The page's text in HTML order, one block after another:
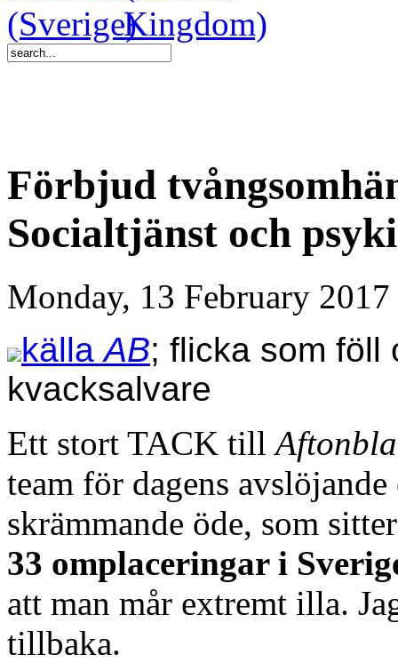
Förbjud
Socialtjänst och
Monday, 13 February
källaAB; flicka som föll
kvacksalvare
Ett stort TACK till
team för dagens
skrämmande öde, som sitter
33 omplaceringar i
att man mår extremt illa.
tillbaka.